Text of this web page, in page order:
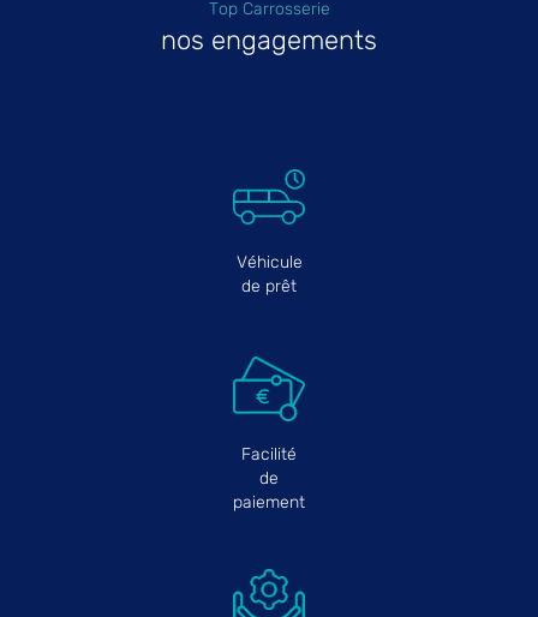
Top Carrosserie
nos engagements
Véhicule
de prêt
Facilité
de
paiement